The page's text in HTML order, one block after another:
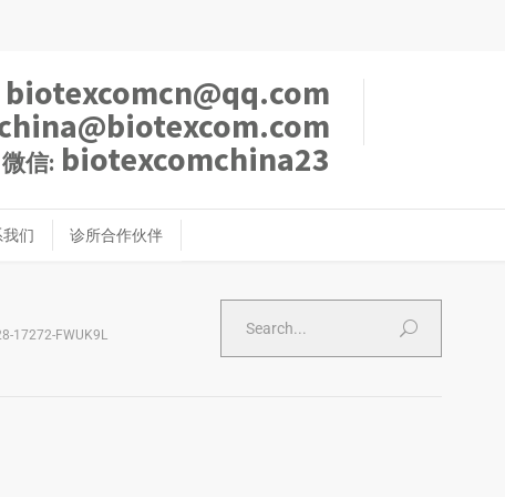
biotexcomcn@qq.com
微信: biotexcomchina23
们 诊所合作伙伴
17272-FWUK9L